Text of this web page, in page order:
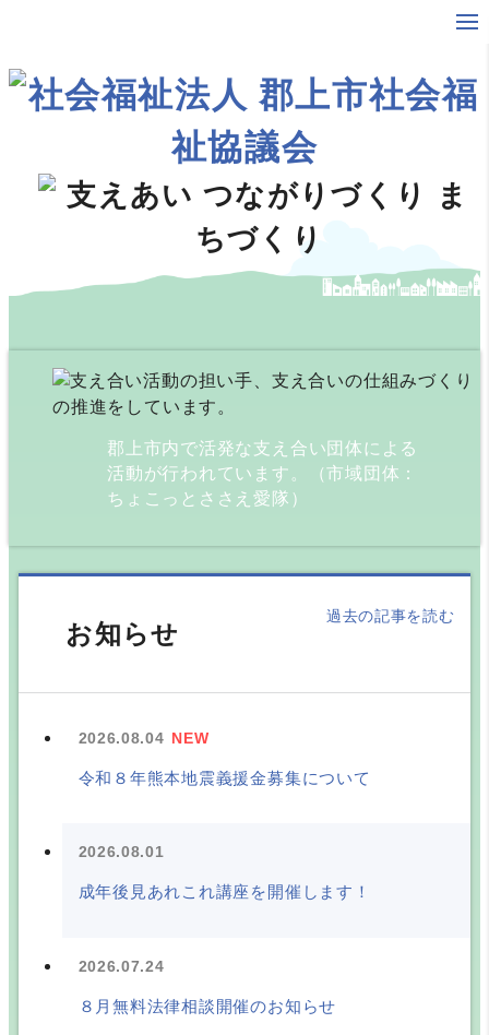
郡上市内で活発な支え合い団体による
活動が行われています。（市域団体：
ちょこっとささえ愛隊）
お知らせ
過去の記事を読む
2026.08.04 NEW
令和８年熊本地震義援金募集について
2026.08.01
成年後見あれこれ講座を開催します！
2026.07.24
８月無料法律相談開催のお知らせ